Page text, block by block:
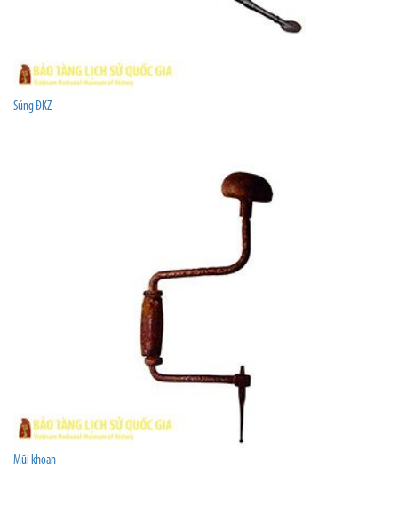
Súng ĐKZ
Mũi khoan